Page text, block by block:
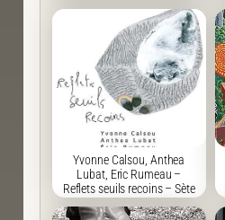
Yvonne Calsou, Anthea
Lubat, Eric Rumeau –
Reflets seuils recoins – Sète